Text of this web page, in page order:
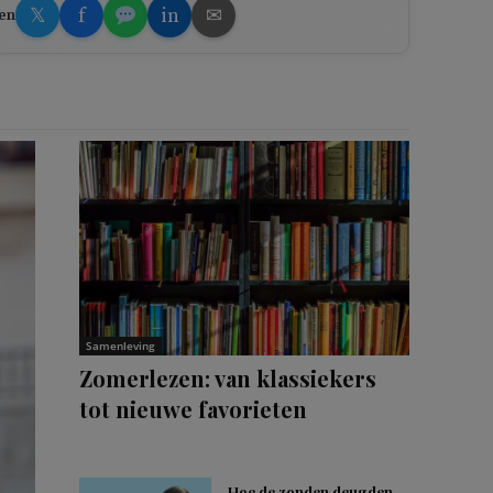
𝕏 f in ✉
Samenleving
Zomerlezen: van klassiekers
tot nieuwe favorieten